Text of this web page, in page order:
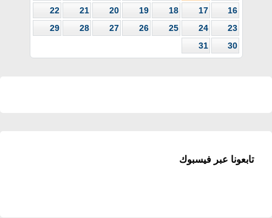
16
17
18
19
20
21
22
23
24
25
26
27
28
29
30
31
تابعونا عبر فيسبوك